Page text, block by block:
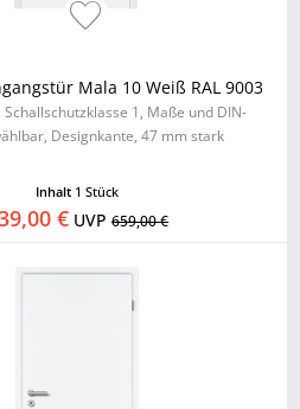
Mala 10 Weiß RAL 9003
Schallschutzklasse 1, Maße und DIN-
Designkante, 47 mm stark
Inhalt 1 Stück
€ UVP659,00 €